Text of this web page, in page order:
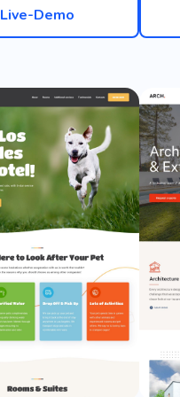
Live-Demo